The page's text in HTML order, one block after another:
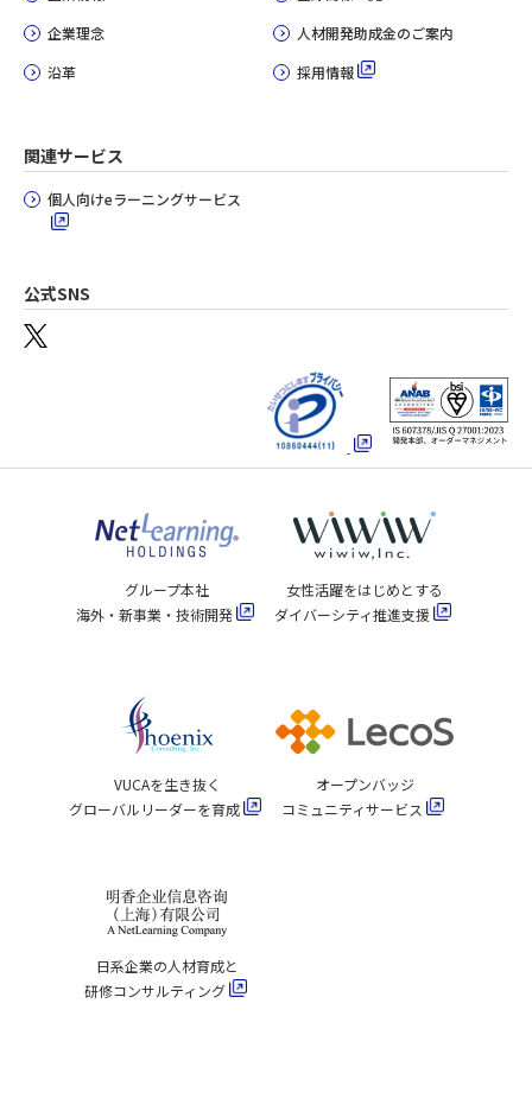
企業理念
沿革
人材開発助成金のご案内
採用情報
関連サービス
個人向けeラーニングサービス
公式SNS
グループ本社
海外・新事業・技術開発
女性活躍をはじめとする
ダイバーシティ推進支援
VUCAを生き抜く
グローバルリーダーを育成
オープンバッジ
コミュニティサービス
日系企業の人材育成と
研修コンサルティング